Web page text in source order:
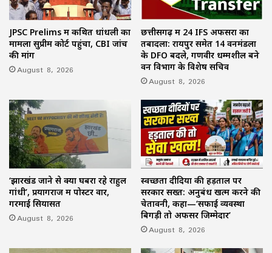
JPSC Prelims में कथित धांधली का
मामला सुप्रीम कोर्ट पहुंचा, CBI जांच
की मांग
August 8, 2026
छत्तीसगढ़ में 24 IFS अफसरों का
तबादला: रायपुर समेत 14 वनमंडलों
के DFO बदले, गणवीर धम्मशील बने
वन विभाग के विशेष सचिव
August 8, 2026
‘झारखंड जाने से क्यों घबरा रहे राहुल
गांधी’, प्रयागराज में पोस्टर वार,
गरमाई सियासत
August 8, 2026
स्वच्छता दीदियों की हड़ताल पर
सरकार सख्त: अनुबंध खत्म करने की
चेतावनी, कहा—‘सफाई व्यवस्था
बिगड़ी तो अफसर जिम्मेदार’
August 8, 2026